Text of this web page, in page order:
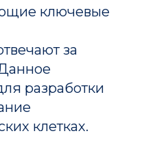
ключевые
за
разработки
клетках.